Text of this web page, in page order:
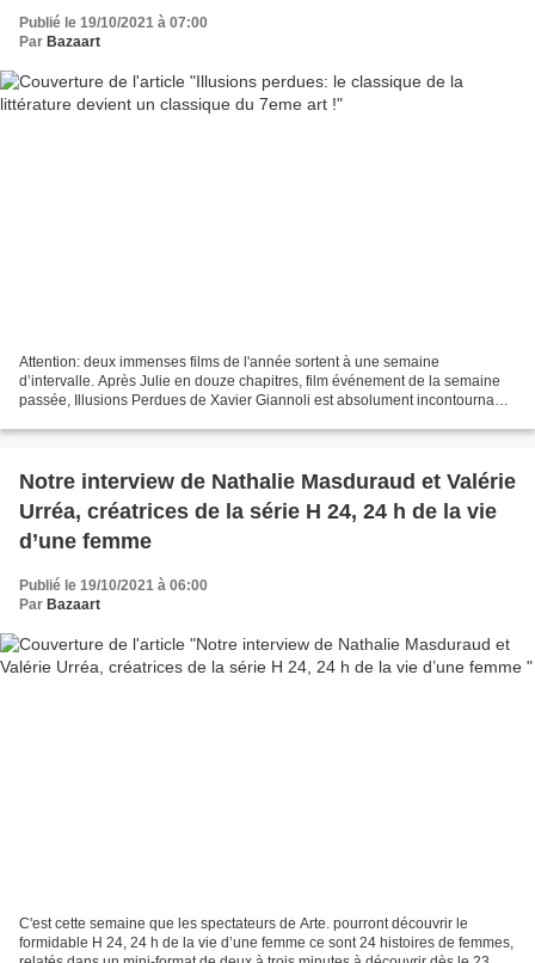
Publié le 19/10/2021 à 07:00
Par Bazaart
Attention: deux immenses films de l'année sortent à une semaine
d’intervalle. Après Julie en douze chapitres, film événement de la semaine
passée, Illusions Perdues de Xavier Giannoli est absolument incontournable
Notre interview de Nathalie Masduraud et Valérie
Urréa, créatrices de la série H 24, 24 h de la vie
d’une femme
Publié le 19/10/2021 à 06:00
Par Bazaart
C'est cette semaine que les spectateurs de Arte. pourront découvrir le
formidable H 24, 24 h de la vie d’une femme ce sont 24 histoires de femmes,